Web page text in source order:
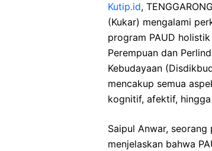
Kutip.id,
(Kukar) mengalami
program PAUD
Perempuan dan
Kebudayaan
mencakup semua
kognitif, afektif,
Saipul Anwar,
menjelaskan bahwa